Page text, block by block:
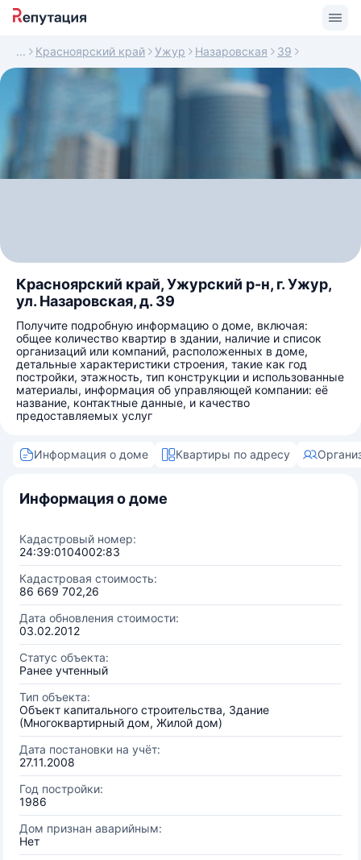
Красноярский край Ужур Назаровская 39
Красноярский край, Ужурский р-н, г. Ужур,
ул. Назаровская, д. 39
Получите подробную информацию о доме, включая:
общее количество квартир в здании, наличие и список
организаций или компаний, расположенных в доме,
детальные характеристики строения, такие как год
постройки, этажность, тип конструкции и использованные
материалы, информация об управляющей компании: её
название, контактные данные, и качество
предоставляемых услуг
Информация о доме Квартиры по адресу
Информация о доме
Кадастровый номер:
24:39:0104002:83
Кадастровая стоимость:
86 669 702,26
Дата обновления стоимости:
03.02.2012
Статус объекта:
Ранее учтенный
Тип объекта:
Объект капитального строительства, Здание
(Многоквартирный дом, Жилой дом)
Дата постановки на учёт:
27.11.2008
Год постройки:
1986
Дом признан аварийным:
Нет